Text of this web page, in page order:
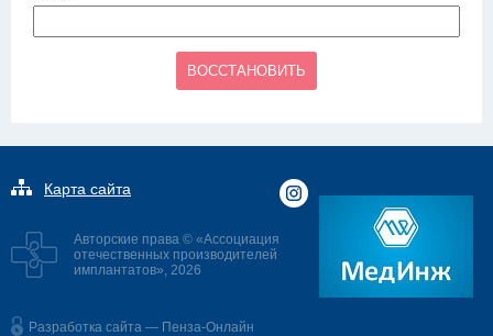
ВОССТАНОВИТЬ
Карта сайта
Авторские права © «Ассоциация
отечественных производителей
имплантатов», 2026
Разработка сайта — Пенза-Онлайн